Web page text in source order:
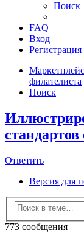
Поиск
FAQ
Вход
Регистрация
филателиста
Поиск
Ответить
Версия для
773 сообщения